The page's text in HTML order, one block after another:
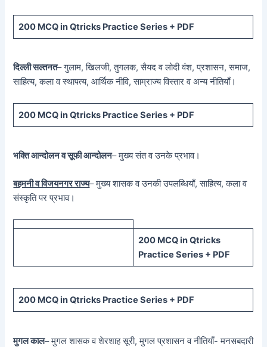
200 MCQ in Qtricks Practice Series + PDF
दिल्ली सल्तनत– गुलाम, खिलजी, तुगलक, सैयद व लोदी वंश, प्रशासन, समाज,
साहित्य, कला व स्थापत्य, आर्थिक नीवि, साम्राज्य विस्तार व अन्य नीतियाँ।
200 MCQ in Qtricks Practice Series + PDF
भक्ति आन्दोलन व सूफी आन्दोलन– मुख्य संत व उनके प्रभाव।
बहमनी व विजयनगर राज्य– मुख्य शासक व उनकी उपलब्धियाँ, साहित्य, कला व
संस्कृति पर प्रभाव।
200 MCQ in Qtricks
Practice Series + PDF
200 MCQ in Qtricks Practice Series + PDF
मुगल काल– मुगल शासक व शेरशाह सूरी, मुगल प्रशासन व नीतियाँ- मनसबदारी